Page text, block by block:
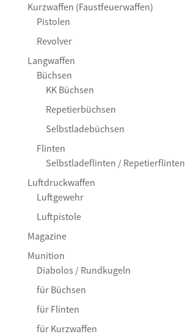
Kurzwaffen (Faustfeuerwaffen)
Pistolen
Revolver
Langwaffen
Büchsen
KK Büchsen
Repetierbüchsen
Selbstladebüchsen
Flinten
Selbstladeflinten / Repetierflinten
Luftdruckwaffen
Luftgewehr
Luftpistole
Magazine
Munition
Diabolos / Rundkugeln
für Büchsen
für Flinten
für Kurzwaffen